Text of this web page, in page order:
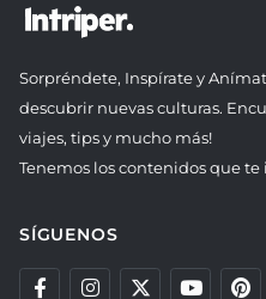
Sorpréndete, Inspírate y
descubrir nuevas culturas.
viajes, tips y mucho más!
Tenemos los contenidos que te
SÍGUENOS